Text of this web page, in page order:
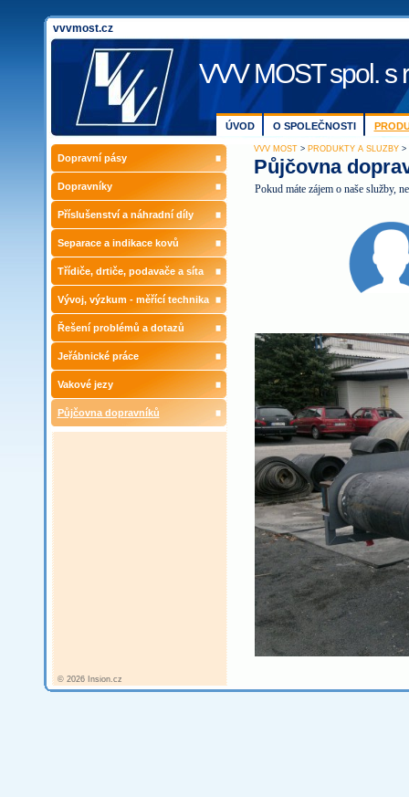
VVV MOST spol. s
vvvmost.cz
ÚVOD O SPOLEČNOSTI
VVV MOST> PRODUKTY A SLUŽBY>
Půjčovna
Pokud máte zájem o naše služby,
Dopravní pásy
Dopravníky
Příslušenství a náhradní díly
Separace a indikace kovů
Třídiče, drtiče, podavače a síta
Vývoj, výzkum - měřící technika
Řešení problémů a dotazů
Jeřábnické práce
Vakové jezy
Půjčovna dopravníků
© 2026 Insion.cz